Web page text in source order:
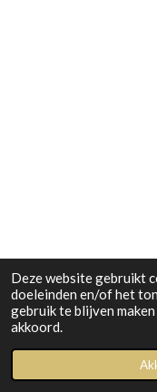
Deze website gebruikt
doeleinden en/of het
gebruik te blijven
akkoord.